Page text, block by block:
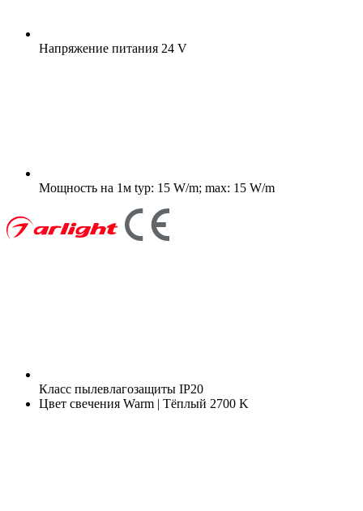
Напряжение питания 24 V
Мощность на 1м typ: 15 W/m; max: 15 W/m
Класс пылевлагозащиты IP20
Цвет свечения Warm | Тёплый 2700 K